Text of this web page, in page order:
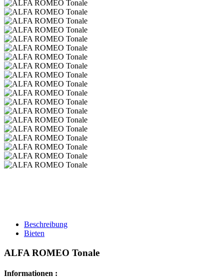
Beschreibung
Bieten
ALFA ROMEO Tonale
Informationen :